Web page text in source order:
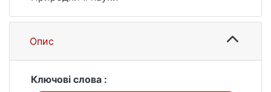
Опис
Ключові слова :